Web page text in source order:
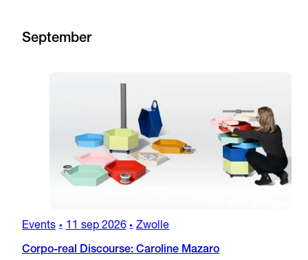
September
Events • 11 sep 2026 • Zwolle
Corpo-real Discourse: Caroline Mazaro